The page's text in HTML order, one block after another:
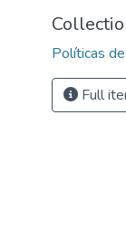
Políticas
Full